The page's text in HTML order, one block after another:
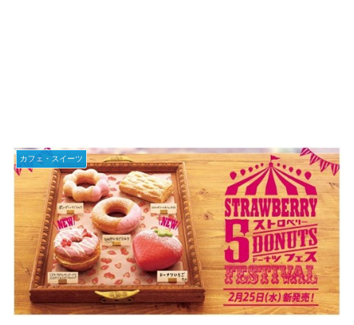
カフェ・スイーツ